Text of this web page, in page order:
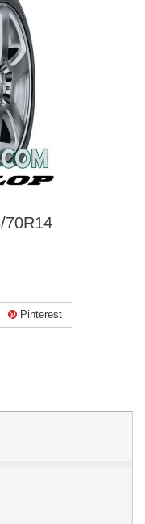
70R14
Pinterest